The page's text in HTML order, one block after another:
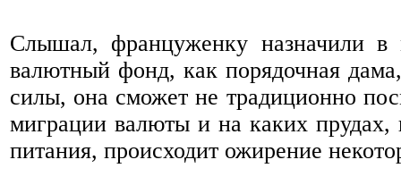
Слышал, француженку назначили в
валютный фонд, как порядочная
силы, она сможет не традиционно
миграции валюты и на каких прудах,
питания, происходит ожирение